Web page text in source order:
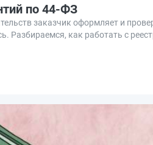
по 44-ФЗ
заказчик оформляет и
Разбираемся, как работать с